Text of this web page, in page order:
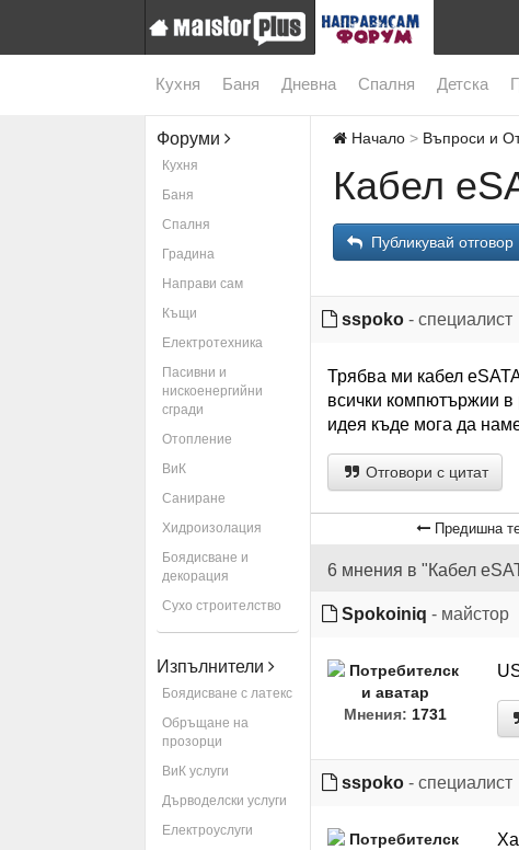
Кухня Баня Дневна Спалня Детска
Форуми
Кухня
Баня
Спалня
Градина
Направи сам
Къщи
Електротехника
Пасивни и
нискоенергийни
сгради
Отопление
ВиК
Саниране
Хидроизолация
Боядисване и
декорация
Сухо строителство
Изпълнители
Боядисване с латекс
Обръщане на
прозорци
ВиК услуги
Дърводелски услуги
Електроуслуги
Начало Въпроси и
Кабел
Публикувай отговор
sspoko - специалист
Трябва ми кабел
всички компютържии в
идея къде мога да
Отговори с цитат
Предишна
6 мнения в "Кабел
Spokoiniq - майстор
Мнения: 1731
sspoko - специалист